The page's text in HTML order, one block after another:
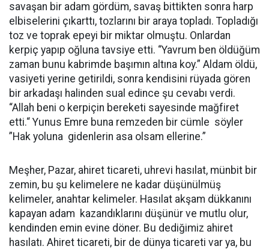
savaşan bir adam gördüm, savaş bittikten sonra harp
elbiselerini çıkarttı, tozlarını bir araya topladı. Topladığı
toz ve toprak epeyi bir miktar olmuştu. Onlardan
kerpiç yapıp oğluna tavsiye etti. “Yavrum ben öldüğüm
zaman bunu kabrimde başımın altına koy.” Aldam öldü,
vasiyeti yerine getirildi, sonra kendisini rüyada gören
bir arkadaşı halinden sual edince şu cevabı verdi.
“Allah beni o kerpiçin bereketi sayesinde mağfiret
etti.“ Yunus Emre buna remzeden bir cümle söyler
”Hak yoluna gidenlerin asa olsam ellerine.”
Meşher, Pazar, ahiret ticareti, uhrevi hasılat, münbit bir
zemin, bu şu kelimelere ne kadar düşünülmüş
kelimeler, anahtar kelimeler. Hasılat akşam dükkanını
kapayan adam kazandıklarını düşünür ve mutlu olur,
kendinden emin evine döner. Bu dediğimiz ahiret
hasılatı. Ahiret ticareti, bir de dünya ticareti var ya, bu